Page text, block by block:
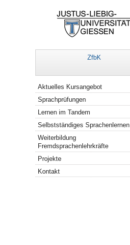
ZfbK
Navigation
Aktuelles Kursangebot
Sprachprüfungen
Lernen im Tandem
Selbstständiges Sprachenlernen
Weiterbildung
Fremdsprachenlehrkräfte
Projekte
Kontakt